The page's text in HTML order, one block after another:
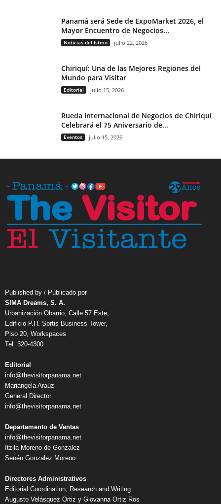
Panamá será Sede de ExpoMarket 2026, el
Mayor Encuentro de Negocios...
Noticias del Istmo julio 22, 2026
Chiriquí: Una de las Mejores Regiones del
Mundo para Visitar
Editorial julio 15, 2026
Rueda Internacional de Negocios de Chiriquí
Celebrará el 75 Aniversario de...
Eventos julio 15, 2026
Published by / Publicado por
SIMA Dreams, S. A.
Urbanización Obarrio, Calle 57 Este,
Edificio P.H. Sortis Business Tower,
Piso 20, Workspaces
Tel. 320-4300
Editorial
info@thevisitorpanama.net
Mariangela Araúz
General Director
info@thevisitorpanama.net
Departamento de Ventas
info@thevisitorpanama.net
Itzila Moreno de Gonzalez
Senén Gonzalez Moreno
Directores Administrativos
Editorial Coordination, Research and Writing
Augusto Velásquez Ortiz y Giovanna Ortiz Ros